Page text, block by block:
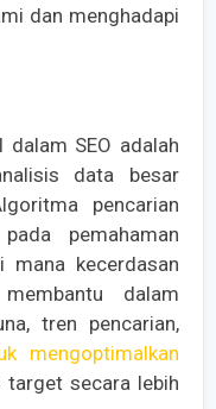
dan menghadapi
SEO adalah
data besar
pencarian
pemahaman
mana kecerdasan
dalam
tren pencarian,
mengoptimalkan
target secara lebih